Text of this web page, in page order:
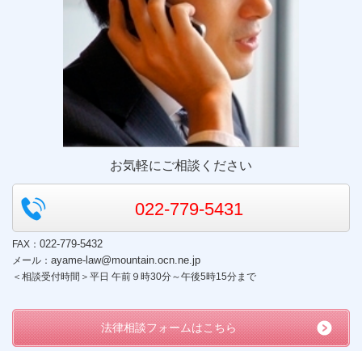
お気軽にご相談ください
022-779-5431
FAX： 022-779-5432
メール： ayame-law@mountain.ocn.ne.jp​
＜相談受付時間＞平日 午前９時30分～午後5時15分まで
法律相談フォームはこちら